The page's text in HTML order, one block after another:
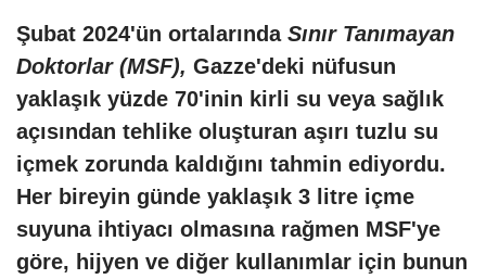
Şubat 2024'ün ortalarında Sınır Tanımayan
Doktorlar (MSF), Gazze'deki nüfusun
yaklaşık yüzde 70'inin kirli su veya sağlık
açısından tehlike oluşturan aşırı tuzlu su
içmek zorunda kaldığını tahmin ediyordu.
Her bireyin günde yaklaşık 3 litre içme
suyuna ihtiyacı olmasına rağmen MSF'ye
göre, hijyen ve diğer kullanımlar için bunun